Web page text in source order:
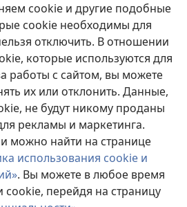
cookie и другие подобные
cookie необходимы для
отключить. В отношении
которые используются для
работы с сайтом, вы можете
их или отклонить. Данные,
не будут никому проданы
рекламы и маркетинга.
можно найти на странице
использования cookie и
. Вы можете в любое время
cookie, перейдя на страницу
Сторожевой башни
Bible and Tract Society of Pennsylvania.
|ПОЛИТИКА